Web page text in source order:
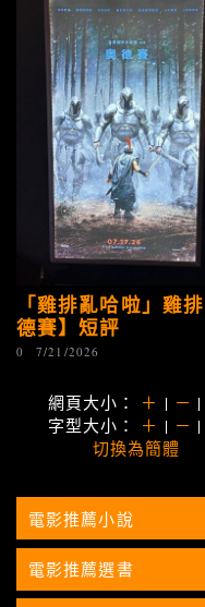
「雞排亂哈啦」雞
德賽】短評
0 7/21/2026
網頁大小： ＋ | － |
字型大小： ＋ | －
切換為簡體
電影推薦小說
電影推薦選書